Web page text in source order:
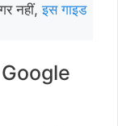
नहीं,इस गाइड